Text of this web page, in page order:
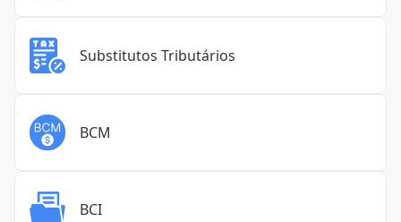
Substitutos Tributários
BCM
BCI